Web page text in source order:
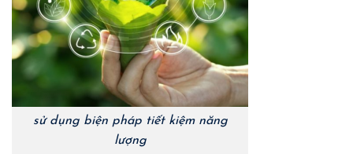
sử dụng biện pháp tiết kiệm năng
lượng